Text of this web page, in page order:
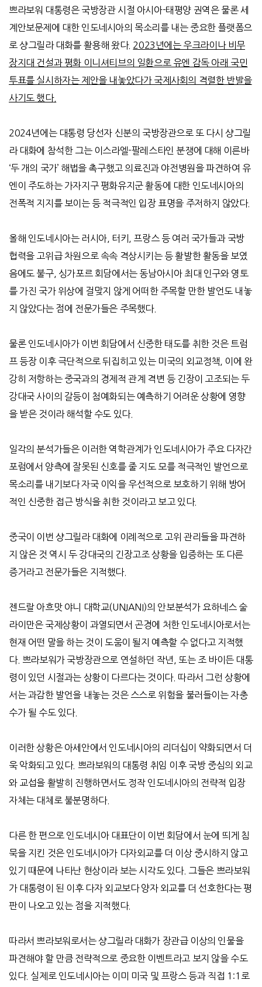
쁘라보워 대통령은 국방장관 시절 아시아-태평양 권역은 물론 세
계안보문제에 대한 인도네시아의 목소리를 내는 중요한 플랫폼으
로 샹그릴라 대화를 활용해 왔다. 2023 년에는 우크라이나 비무
장지대 건설과 평화 이니셔티브의 일환으로 유엔 감독 아래 국민
투표를 실시하자는 제안을 내놓았다가 국제사회의 격렬한 반발을
사기도 했다.
2024년에는 대통령 당선자 신분의 국방장관으로 또 다시 샹그릴
라 대화에 참석한 그는 이스라엘-팔레스타인 분쟁에 대해 이른바
‘두 개의 국가’ 해법을 촉구했고 의료진과 야전병원을 파견하여 유
엔이 주도하는 가자지구 평화유지군 활동에 대한 인도네시아의
전폭적 지지를 보이는 등 적극적인 입장 표명을 주저하지 않았다.
올해 인도네시아는 러시아, 터키, 프랑스 등 여러 국가들과 국방
협력을 고위급 차원으로 속속 격상시키는 등 활발한 활동을 보였
음에도 불구, 싱가포르 회담에서는 동남아시아 최대 인구와 영토
를 가진 국가 위상에 걸맞지 않게 어떠한 주목할 만한 발언도 내놓
지 않았다는 점에 전문가들은 주목했다.
물론 인도네시아가 이번 회담에서 신중한 태도를 취한 것은 트럼
프 등장 이후 극단적으로 뒤집히고 있는 미국의 외교정책, 이에 완
강히 저항하는 중국과의 경제적 관계 격변 등 긴장이 고조되는 두
강대국 사이의 갈등이 첨예화되는 예측하기 어려운 상황에 영향
을 받은 것이라 해석할 수도 있다.
일각의 분석가들은 이러한 역학관계가 인도네시아가 주요 다자간
포럼에서 양측에 잘못된 신호를 줄 지도 모를 적극적인 발언으로
목소리를 내기보다 자국 이익을 우선적으로 보호하기 위해 방어
적인 신중한 접근 방식을 취한 것이라고 보고 있다.
중국이 이번 샹그릴라 대화에 이례적으로 고위 관리들을 파견하
지 않은 것 역시 두 강대국의 긴장고조 상황을 입증하는 또 다른
증거라고 전문가들은 지적했다.
젠드랄 아흐맛 야니 대학교(UNJANI)의 안보분석가 요하네스 술
라이만은 국제상황이 과열되면서 곤경에 처한 인도네시아로서는
현재 어떤 말을 하는 것이 도움이 될지 예측할 수 없다고 지적했
다. 쁘라보워가 국방장관으로 연설하던 작년 , 또는 조 바이든 대통
령이 있던 시절과는 상황이 다르다는 것이다. 따라서 그런 상황에
서는 과감한 발언을 내놓는 것은 스스로 위험을 불러들이는 자충
수가 될 수도 있다.
이러한 상황은 아세안에서 인도네시아의 리더십이 약화되면서 더
욱 악화되고 있다. 쁘라보워의 대통령 취임 이후 국방 중심의 외교
와 교섭을 활발히 진행하면서도 정작 인도네시아의 전략적 입장
자체는 대체로 불분명하다.
다른 한 편으로 인도네시아 대표단이 이번 회담에서 눈에 띄게 침
묵을 지킨 것은 인도네시아가 다자외교를 더 이상 중시하지 않고
있기 때문에 나타난 현상이라 보는 시각도 있다. 그들은 쁘라보워
가 대통령이 된 이후 다자 외교보다 양자 외교를 더 선호한다는 평
판이 나오고 있는 점을 지적했다.
따라서 쁘라보워로서는 샹그릴라 대화가 장관급 이상의 인물을
파견해야 할 만큼 전략적으로 중요한 이벤트라고 보지 않을 수도
있다. 실제로 인도네시아는 이미 미국 및 프랑스 등과 직접 1:1 로